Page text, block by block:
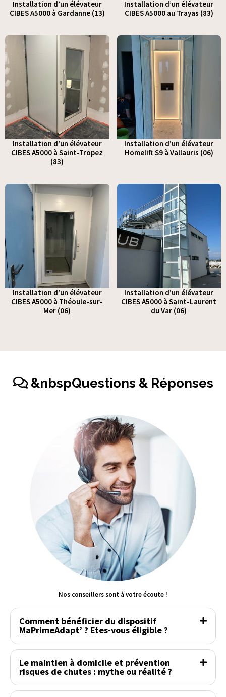
Installation d’un élévateur
CIBES A5000 à Gardanne (13)
Installation d’un élévateur
CIBES A5000 au Trayas (83)
Installation d’un élévateur
CIBES A5000 à Saint-Tropez
(83)
Installation d’un élévateur
Homelift S9 à Vallauris (06)
Installation d’un élévateur
CIBES A5000 à Théoule-sur-
Mer (06)
Installation d’un élévateur
CIBES A5000 à Saint-Laurent
du Var (06)
&nbspQuestions & Réponses
Nos conseillers sont à votre écoute !
Comment bénéficier du dispositif
MaPrimeAdapt’ ? Etes-vous éligible ?
Le maintien à domicile et prévention
risques de chutes : mythe ou réalité ?